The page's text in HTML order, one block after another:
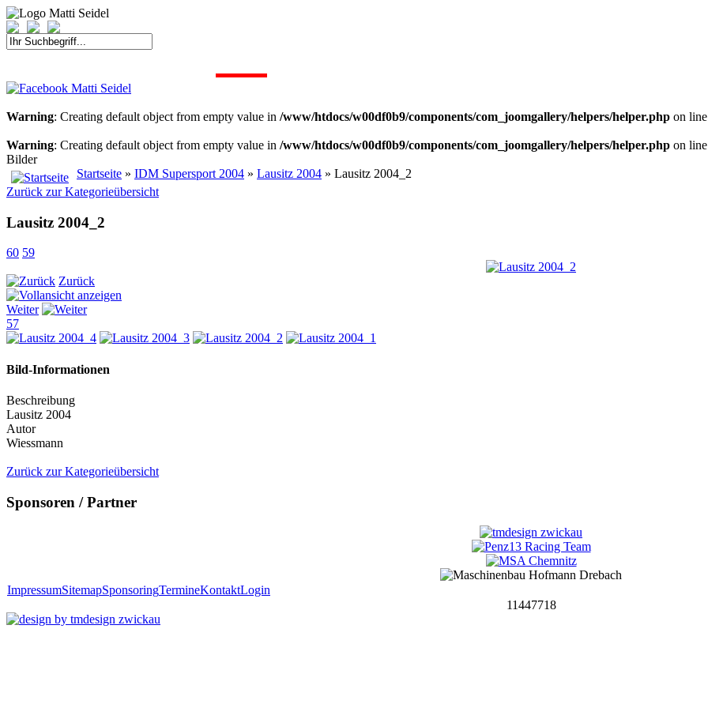
Warning: Creating default object from empty value in /www/htdocs/w00df0b9/components/com_joomgallery/helpers/helper.php on
Warning: Creating default object from empty value in /www/htdocs/w00df0b9/components/com_joomgallery/helpers/helper.php on
Bilder
Startseite » IDM Supersport 2004 » Lausitz 2004 » Lausitz 2004_2
Zurück zur Kategorieübersicht
Lausitz 2004_2
60 59
Zurück
Weiter
57
Bild-Informationen
Beschreibung
Lausitz 2004
Autor
Wiessmann
Zurück zur Kategorieübersicht
Sponsoren / Partner
ImpressumSitemapSponsoringTermineKontaktLogin
11447718